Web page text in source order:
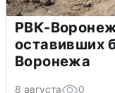
РВК-
оставивших
Воронежа
8 августа 0